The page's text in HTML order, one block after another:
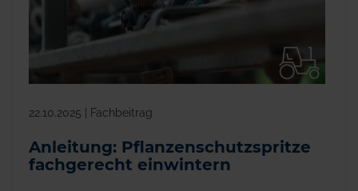
22.10.2025 | Fachbeitrag
Anleitung: Pflanzenschutzspritze
fachgerecht einwintern